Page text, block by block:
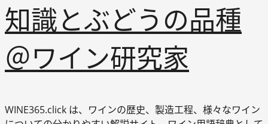
知識とぶどうの品種
＠ワイン研究家
WINE365.click は、ワインの歴史、製造工程、様々なワイン